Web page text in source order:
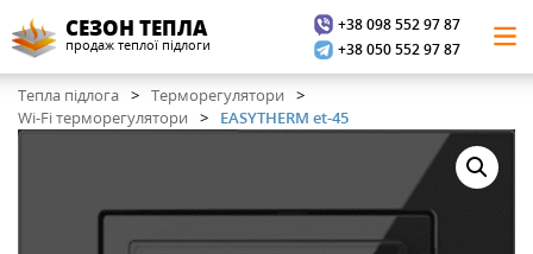
СЕЗОН ТЕПЛА
продаж теплої підлоги
+38 098 552 97 87
+38 050 552 97 87
Тепла підлога
Терморегулятори
Wi-Fi терморегулятори
EASYTHERM et-45